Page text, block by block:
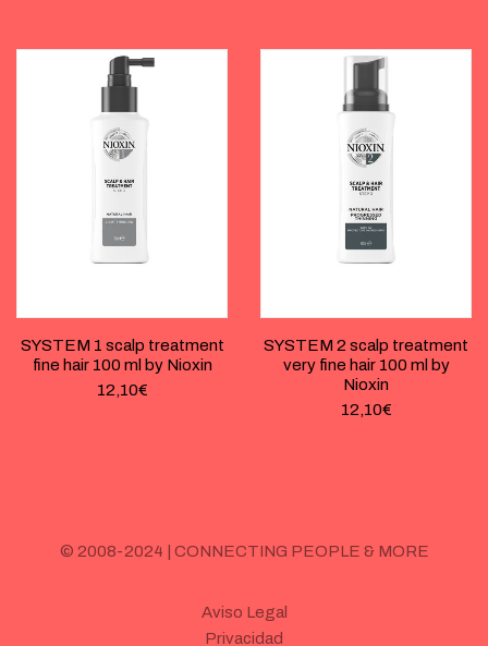
SYSTEM 1 scalp treatment
fine hair 100 ml by Nioxin
12,10€
SYSTEM 2 scalp treatment
very fine hair 100 ml by
Nioxin
12,10€
© 2008-2024 | CONNECTING PEOPLE & MORE
Aviso Legal
Privacidad